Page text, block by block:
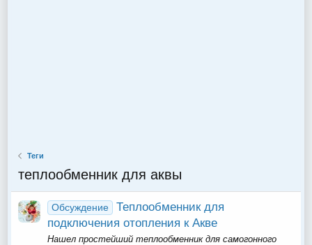
Теги
теплообменник для аквы
Обсуждение
Теплообменник для
подключения отопления к Акве
Нашел простейший теплообменник для самогонного